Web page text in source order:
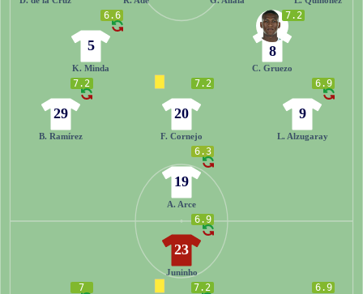
7.2
8
C. Gruezo
6.6
5
K. Minda
6.9
9
L. Alzugaray
7.2
20
F. Cornejo
7.2
29
B. Ramírez
6.3
19
A. Arce
7 7.2 6.9
6.9
23
Juninho